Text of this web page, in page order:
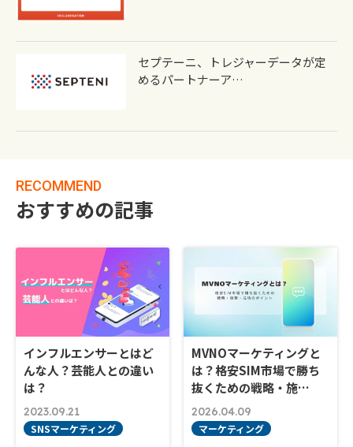
セプテーニ、トレジャーデータが定
めるパートナーア…
RECOMMEND
おすすめの記事
インフルエンサーとはど
んな人？芸能人との違い
は？
2023.09.21
SNSマーケティング
MVNOマーケティングと
は？格安SIM市場で勝ち
抜くための戦略・施…
2026.04.09
マーケティング